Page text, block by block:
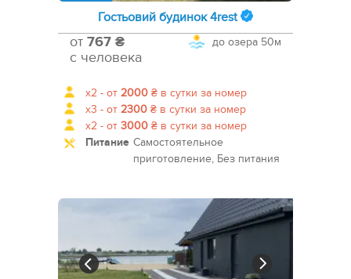
Гостьовий будинок 4rest
до озера 50м
от 767 ₴
с человека
x2 - от 2000 ₴ в сутки за номер
x3 - от 2300 ₴ в сутки за номер
x2 - от 3000 ₴ в сутки за номер
Питание Самостоятельное
приготовление, Без питания